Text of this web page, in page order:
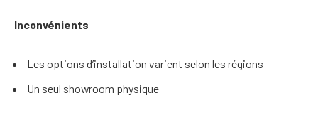
Inconvénients
Les options d’installation varient selon les régions
Un seul showroom physique